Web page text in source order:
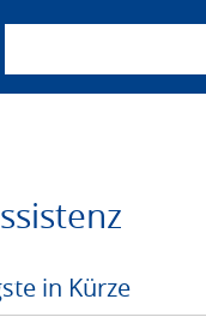
in Kürze